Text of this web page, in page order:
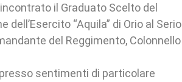
il Graduato Scelto del
“Aquila” di Orio al Serio
del Reggimento, Colonnello
sentimenti di particolare